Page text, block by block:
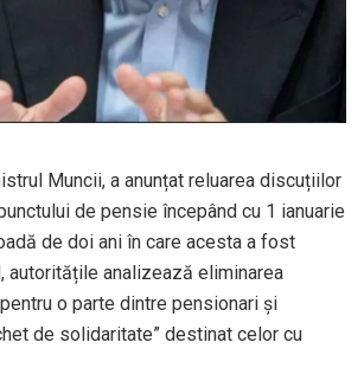
Muncii, a anunțat reluarea discuțiilor
de pensie începând cu 1 ianuarie
de doi ani în care acesta a fost
autoritățile analizează eliminarea
o parte dintre pensionari și
de solidaritate” destinat celor cu